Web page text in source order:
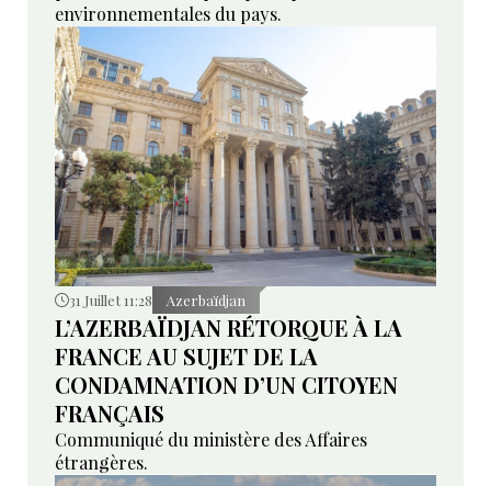
environnementales du pays.
31 Juillet 11:28 Azerbaïdjan
L’AZERBAÏDJAN RÉTORQUE À LA
FRANCE AU SUJET DE LA
CONDAMNATION D’UN CITOYEN
FRANÇAIS
Communiqué du ministère des Affaires
étrangères.